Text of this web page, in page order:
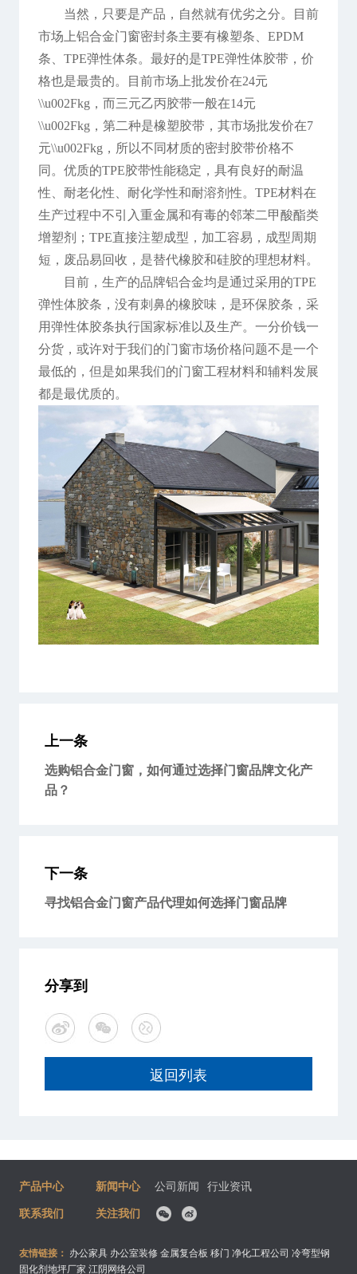
当然，只要是产品，自然就有优劣之分。目前
市场上铝合金门窗密封条主要有橡塑条、EPDM
条、TPE弹性体条。最好的是TPE弹性体胶带，价
格也是最贵的。目前市场上批发价在24元
\\u002Fkg，而三元乙丙胶带一般在14元
\\u002Fkg，第二种是橡塑胶带，其市场批发价在7
元\\u002Fkg，所以不同材质的密封胶带价格不
同。优质的TPE胶带性能稳定，具有良好的耐温
性、耐老化性、耐化学性和耐溶剂性。TPE材料在
生产过程中不引入重金属和有毒的邻苯二甲酸酯类
增塑剂；TPE直接注塑成型，加工容易，成型周期
短，废品易回收，是替代橡胶和硅胶的理想材料。
目前，生产的品牌铝合金均是通过采用的TPE
弹性体胶条，没有刺鼻的橡胶味，是环保胶条，采
用弹性体胶条执行国家标准以及生产。一分价钱一
分货，或许对于我们的门窗市场价格问题不是一个
最低的，但是如果我们的门窗工程材料和辅料发展
都是最优质的。
上一条
选购铝合金门窗，如何通过选择门窗品牌文化产
品？
下一条
寻找铝合金门窗产品代理如何选择门窗品牌
分享到
返回列表
产品中心 新闻中心 公司新闻 行业资讯
联系我们
关注我们
友情链接： 办公家具 办公室装修 金属复合板 移门 净化工程公司 冷弯型钢
固化剂地坪厂家 江阴网络公司